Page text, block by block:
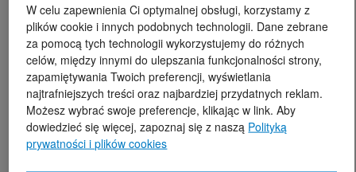
W celu zapewnienia Ci optymalnej obsługi, korzystamy z
plików cookie i innych podobnych technologii. Dane zebrane
za pomocą tych technologii wykorzystujemy do różnych
celów, między innymi do ulepszania funkcjonalności strony,
zapamiętywania Twoich preferencji, wyświetlania
najtrafniejszych treści oraz najbardziej przydatnych reklam.
Możesz wybrać swoje preferencje, klikając w link. Aby
dowiedzieć się więcej, zapoznaj się z naszą Polityką
prywatności i plików cookies